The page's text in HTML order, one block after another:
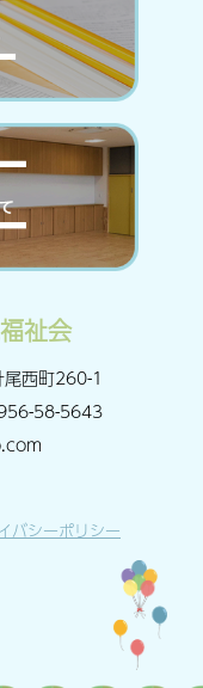
祉会
西町260-1
58-5643
バシーポリシー